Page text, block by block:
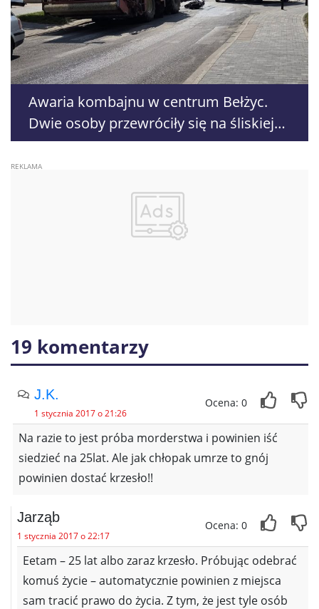
Awaria kombajnu w centrum Bełżyc.
Dwie osoby przewróciły się na śliskiej
jezdni
19 komentarzy
J.K.
1 stycznia 2017 o 21:26
Ocena: 0
Na razie to jest próba morderstwa i powinien iść
siedzieć na 25lat. Ale jak chłopak umrze to gnój
powinien dostać krzesło!!
Jarząb
1 stycznia 2017 o 22:17
Ocena: 0
Eetam – 25 lat albo zaraz krzesło. Próbując odebrać
komuś życie – automatycznie powinien z miejsca
sam tracić prawo do życia. Z tym, że jest tyle osób